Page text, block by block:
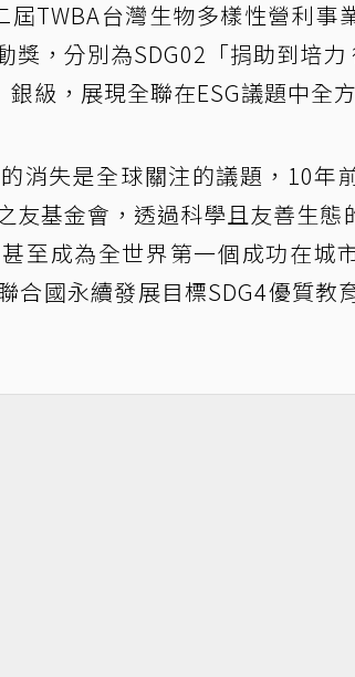
TWBA台灣生物多樣性營利事
獎，分別為SDG02「捐助到培
級，展現全聯在ESG議題中全
消失是全球關注的議題，10年
友基金會，透過科學且友善生態
至成為全世界第一個成功在城
合國永續發展目標SDG4優質教